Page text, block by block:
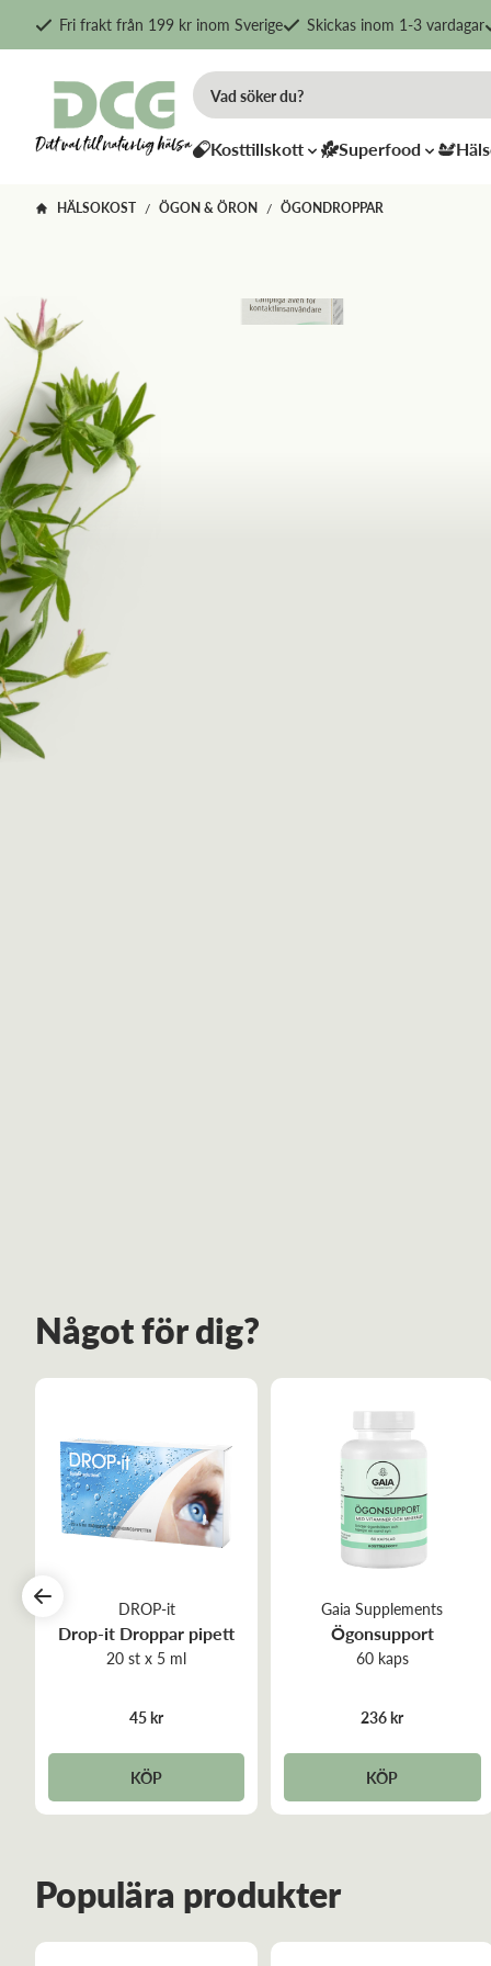
Fri frakt från 199 kr inom Sverige Skickas inom 1-3 vardagar
Kosttillskott Superfood
HÄLSOKOST / ÖGON & ÖRON / ÖGONDROPPAR
Något för dig?
DROP-it
Drop-it Droppar pipett
20 st x 5 ml
45 kr
KÖP
Gaia Supplements
Ögonsupport
60 kaps
236 kr
KÖP
Populära produkter